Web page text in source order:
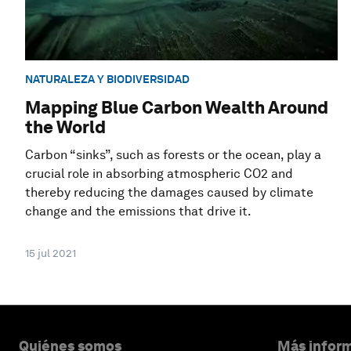
NATURALEZA Y BIODIVERSIDAD
Mapping Blue Carbon Wealth Around
the World
Carbon “sinks”, such as forests or the ocean, play a
crucial role in absorbing atmospheric CO2 and
thereby reducing the damages caused by climate
change and the emissions that drive it.
15 jul 2021
Quiénes somos Más